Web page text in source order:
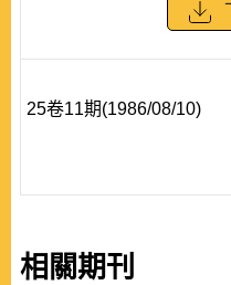
25卷11期(1986/08/10)
相關期刊